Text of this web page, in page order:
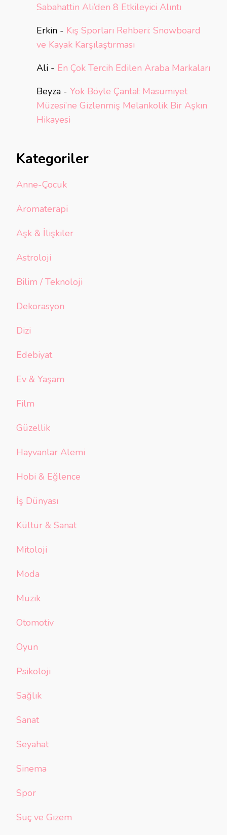
Sabahattin Ali’den 8 Etkileyici Alıntı
Erkin - Kış Sporları Rehberi: Snowboard
ve Kayak Karşılaştırması
Ali - En Çok Tercih Edilen Araba Markaları
Beyza - Yok Böyle Çanta!: Masumiyet
Müzesi’ne Gizlenmiş Melankolik Bir Aşkın
Hikayesi
Kategoriler
Anne-Çocuk
Aromaterapi
Aşk & İlişkiler
Astroloji
Bilim / Teknoloji
Dekorasyon
Dizi
Edebiyat
Ev & Yaşam
Film
Güzellik
Hayvanlar Alemi
Hobi & Eğlence
İş Dünyası
Kültür & Sanat
Mitoloji
Moda
Müzik
Otomotiv
Oyun
Psikoloji
Sağlık
Sanat
Seyahat
Sinema
Spor
Suç ve Gizem